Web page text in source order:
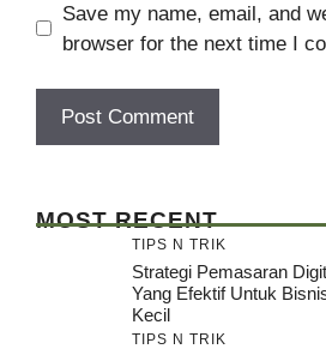
Save my name, email, and
browser for the next time I
MOST RECENT
TIPS N TRIK
Strategi Pemasaran
Yang Efektif Untuk
Kecil
TIPS N TRIK